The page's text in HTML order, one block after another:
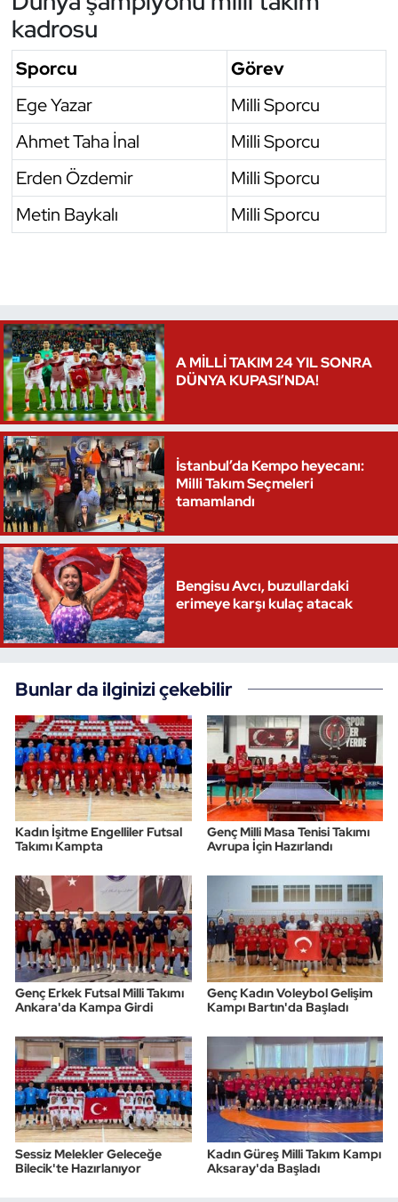
kadrosu
Sporcu
Görev
Ege Yazar
Milli Sporcu
Ahmet Taha İnal
Milli Sporcu
Erden Özdemir
Milli Sporcu
Metin Baykalı
Milli Sporcu
A MİLLİ TAKIM 24 YIL SONRA
DÜNYA KUPASI’NDA!
İstanbul’da Kempo heyecanı:
Milli Takım Seçmeleri
tamamlandı
Bengisu Avcı, buzullardaki
erimeye karşı kulaç atacak
Bunlar da ilginizi çekebilir
Kadın İşitme Engelliler Futsal
Takımı Kampta
Genç Milli Masa Tenisi Takımı
Avrupa İçin Hazırlandı
Genç Erkek Futsal Milli Takımı
Ankara'da Kampa Girdi
Genç Kadın Voleybol Gelişim
Kampı Bartın'da Başladı
Sessiz Melekler Geleceğe
Bilecik'te Hazırlanıyor
Kadın Güreş Milli Takım Kampı
Aksaray'da Başladı